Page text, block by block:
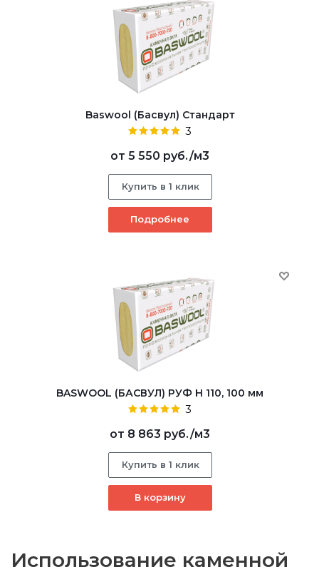
Baswool (Басвул) Стандарт
3
от 5 550 руб./м3
Купить в 1 клик
Подробнее
BASWOOL (БАСВУЛ) РУФ Н 110, 100 мм
3
от 8 863 руб./м3
Купить в 1 клик
В корзину
Использование каменной